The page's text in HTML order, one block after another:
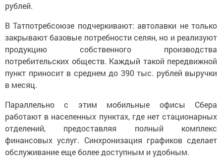
рублей.
В Татпотребсоюзе подчеркивают: автолавки не только
закрывают базовые потребности селян, но и реализуют
продукцию собственного производства
потребительских обществ. Каждый такой передвижной
пункт приносит в среднем до 390 тыс. рублей выручки
в месяц.
Параллельно с этим мобильные офисы Сбера
работают в населенных пунктах, где нет стационарных
отделений, предоставляя полный комплекс
финансовых услуг. Синхронизация графиков сделает
обслуживание еще более доступным и удобным.